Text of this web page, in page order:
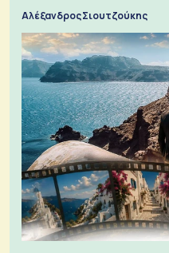
Αλέξανδρος Σιουτζούκης